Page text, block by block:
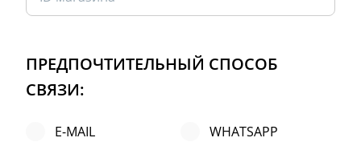
ПРЕДПОЧТИТЕЛЬНЫЙ СПОСОБ
СВЯЗИ:
E-MAIL
WHATSAPP